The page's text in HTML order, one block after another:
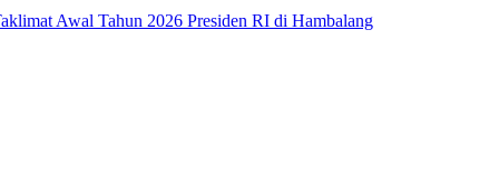
Awal Tahun 2026 Presiden RI di Hambalang